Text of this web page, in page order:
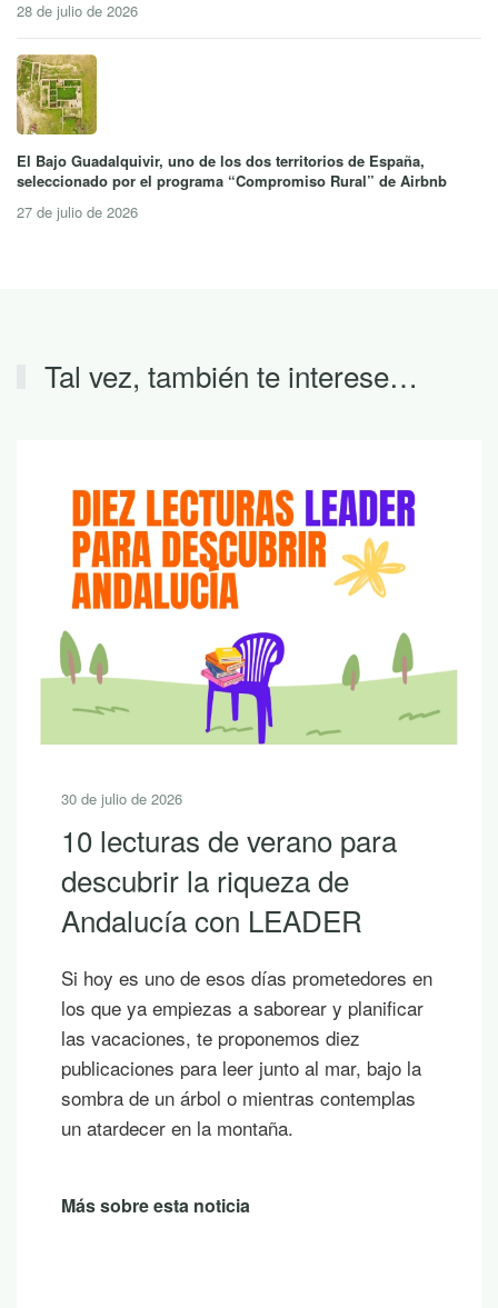
28 de julio de 2026
El Bajo Guadalquivir, uno de los dos territorios de España,
seleccionado por el programa “Compromiso Rural” de Airbnb
27 de julio de 2026
Tal vez, también te interese…
30 de julio de 2026
10 lecturas de verano para
descubrir la riqueza de
Andalucía con LEADER
Si hoy es uno de esos días prometedores en
los que ya empiezas a saborear y planificar
las vacaciones, te proponemos diez
publicaciones para leer junto al mar, bajo la
sombra de un árbol o mientras contemplas
un atardecer en la montaña.
Más sobre esta noticia